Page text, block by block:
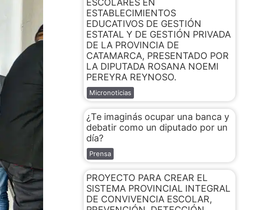
ESCOLARES EN
ESTABLECIMIENTOS
EDUCATIVOS DE GESTIÓN
ESTATAL Y DE GESTIÓN PRIVADA
DE LA PROVINCIA DE
CATAMARCA, PRESENTADO POR
LA DIPUTADA ROSANA NOEMI
PEREYRA REYNOSO.
Micronoticias
¿Te imaginás ocupar una banca y
debatir como un diputado por un
día?
Prensa
PROYECTO PARA CREAR EL
SISTEMA PROVINCIAL INTEGRAL
DE CONVIVENCIA ESCOLAR,